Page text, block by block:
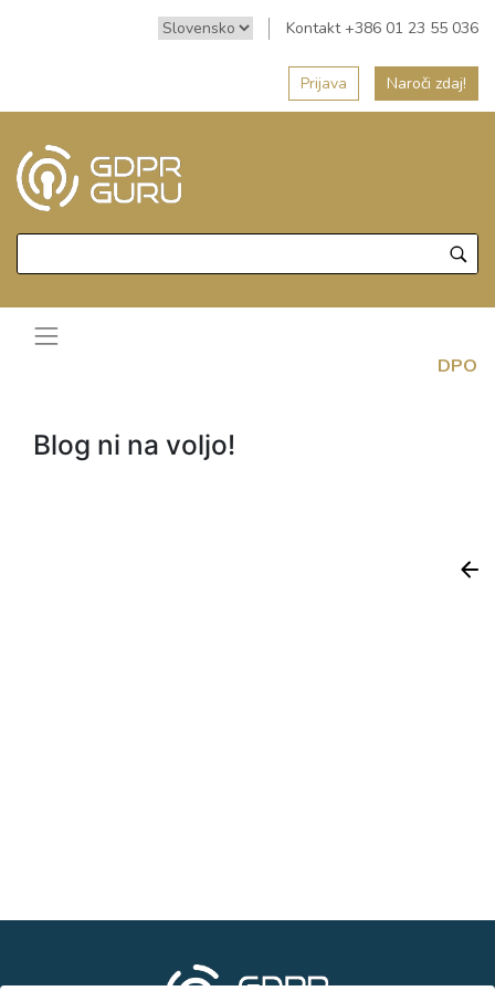
Kontakt +386 01 23 55 036
Prijava Naroči zdaj!
DPO
Blog ni na voljo!